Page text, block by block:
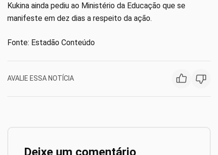
Kukina ainda pediu ao Ministério da Educação que se
manifeste em dez dias a respeito da ação.
Fonte: Estadão Conteúdo
AVALIE ESSA NOTÍCIA
Deixe um comentário